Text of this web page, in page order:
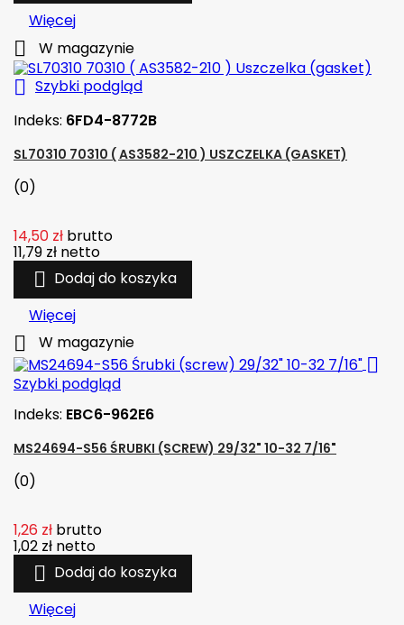
Więcej
 W magazynie
 Szybki podgląd
Indeks: 6FD4-8772B
SL70310 70310 ( AS3582-210 ) USZCZELKA (GASKET)
(0)
14,50 zł brutto
11,79 zł netto
 Dodaj do koszyka
Więcej
 W magazynie

Szybki podgląd
Indeks: EBC6-962E6
MS24694-S56 ŚRUBKI (SCREW) 29/32" 10-32 7/16"
(0)
1,26 zł brutto
1,02 zł netto
 Dodaj do koszyka
Więcej